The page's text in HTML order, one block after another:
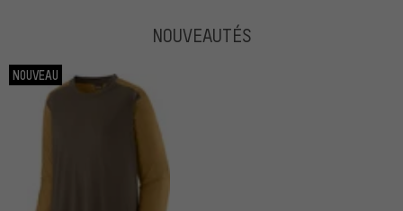
NOUVEAUTÉS
NOUVEAU